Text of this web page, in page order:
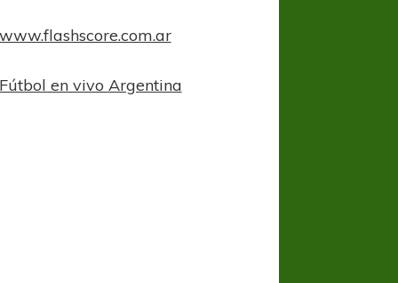
www.flashscore.com.ar
Fútbol en vivo Argentina